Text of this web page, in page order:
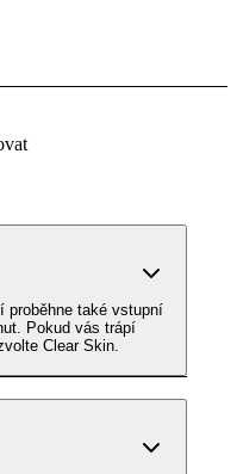
proběhne také vstupní
Pokud vás trápí
Clear Skin.